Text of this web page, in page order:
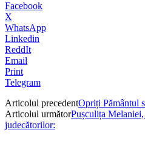
Facebook
X
WhatsApp
Linkedin
ReddIt
Email
Print
Telegram
Articolul precedentOpriți Pământul
Articolul următorPușculița
judecătorilor: